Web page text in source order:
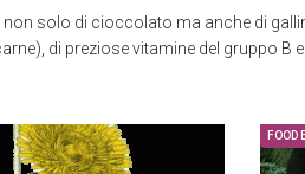
non solo di cioccolato ma anche di
di preziose vitamine del gruppo B
FOOD